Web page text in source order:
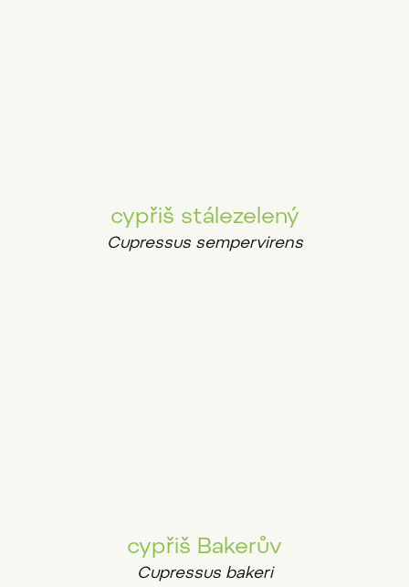
cypřiš stálezelený
Cupressus sempervirens
cypřiš Bakerův
Cupressus bakeri